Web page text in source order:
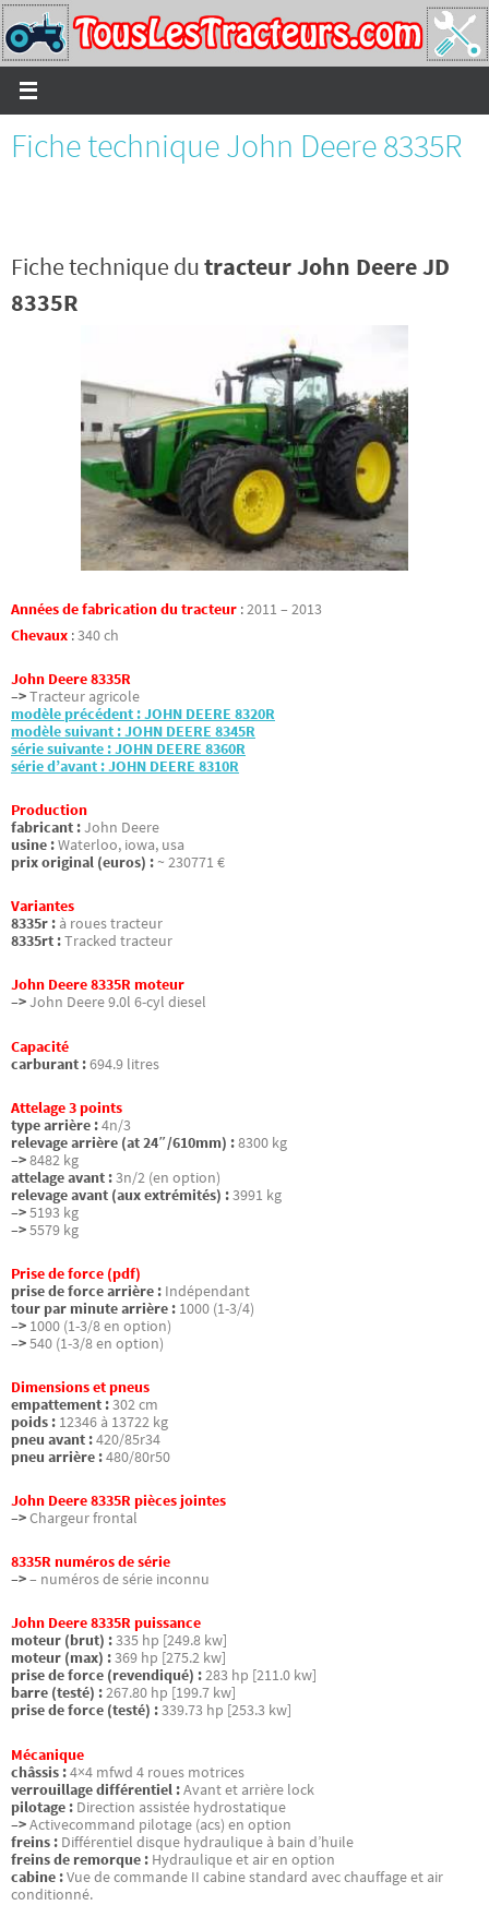
Passer
vers
le
contenu
Fiche technique John Deere 8335R
Fiche technique dutracteur John Deere JD
8335R
Années de fabrication du tracteur :2011 – 2013
Chevaux :340 ch
John Deere 8335R
–>Tracteur agricole
modèle précédent : JOHN DEERE 8320R
modèle suivant : JOHN DEERE 8345R
série suivante : JOHN DEERE 8360R
série d’avant : JOHN DEERE 8310R
Production
fabricant :John Deere
usine :Waterloo, iowa, usa
prix original (euros) : ~ 230771 €
Variantes
8335r : à roues tracteur
8335rt :Tracked tracteur
John Deere 8335R moteur
–>John Deere 9.0l 6-cyl diesel
Capacité
carburant :694.9 litres
Attelage 3 points
type arrière :4n/3
relevage arrière (at 24″/610mm) :8300 kg
–>8482 kg
attelage avant :3n/2 (en option)
relevage avant (aux extrémités) :3991 kg
–>5193 kg
–>5579 kg
Prise de force (pdf)
prise de force arrière : Indépendant
tour par minute arrière : 1000 (1-3/4)
–> 1000 (1-3/8 en option)
–>540 (1-3/8 en option)
Dimensions et pneus
empattement :302 cm
poids : 12346 à 13722 kg
pneu avant :420/85r34
pneu arrière :480/80r50
John Deere 8335R pièces jointes
–>Chargeur frontal
8335R numéros de série
–>– numéros de série inconnu
John Deere 8335R puissance
moteur (brut) :335 hp [249.8 kw]
moteur (max) :369 hp [275.2 kw]
prise de force (revendiqué) :283 hp [211.0 kw]
barre (testé) :267.80 hp [199.7 kw]
prise de force (testé) :339.73 hp [253.3 kw]
Mécanique
châssis :4×4 mfwd 4 roues motrices
verrouillage différentiel :Avant et arrière lock
pilotage : Direction assistée hydrostatique
–>Activecommand pilotage (acs) en option
freins : Différentiel disque hydraulique à bain d’huile
freins de remorque : Hydraulique et air en option
cabine :Vue de commande II cabine standard avec chauffage et air
conditionné.